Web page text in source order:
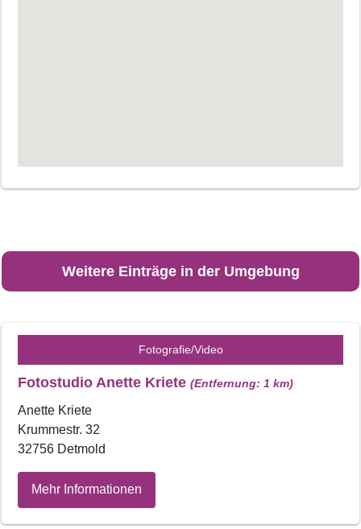
Weitere Einträge in der Umgebung
Fotografie/Video
Fotostudio Anette Kriete (Entfernung: 1 km)
Anette Kriete
Krummestr. 32
32756 Detmold
Mehr Informationen